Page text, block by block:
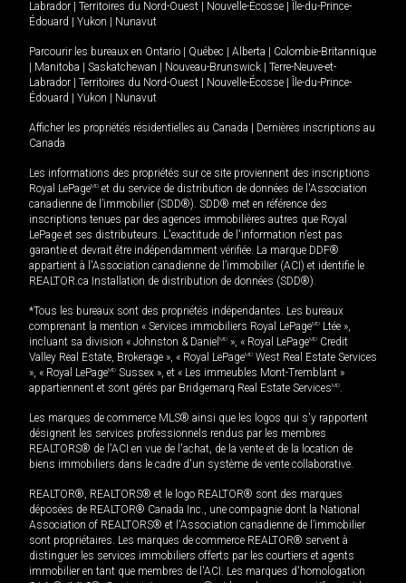
Labrador
Territoires du Nord-Ouest Nouvelle-Écosse
Île-du-Prince-
Édouard
Yukon Nunavut
Parcourir les bureaux en Ontario Québec Alberta
Colombie-Britannique
Manitoba Saskatchewan Nouveau-Brunswick
Terre-Neuve-et-
Labrador
Territoires du Nord-Ouest Nouvelle-Écosse
Île-du-Prince-
Édouard
Yukon Nunavut
Afficher les propriétés résidentielles au Canada
Dernières inscriptions au
Canada
Les informations des propriétés sur ce site proviennent des inscriptions
Royal LePageMD et du service de distribution de données de l'Association
canadienne de l’immobilier (SDD®). SDD® met en référence des
inscriptions tenues par des agences immobilières autres que Royal
LePage et ses distributeurs. L'exactitude de l'information n'est pas
garantie et devrait être indépendamment vérifiée. La marque DDF®
appartient à l'Association canadienne de l’immobilier (ACI) et identifie le
REALTOR.ca Installation de distribution de données (SDD®).
*Tous les bureaux sont des propriétés indépendantes. Les bureaux
comprenant la mention « Services immobiliers Royal LePageMD Ltée »,
incluant sa division « Johnston & Daniel MD », « Royal LePageMD Credit
Valley Real Estate, Brokerage », « Royal LePageMD West Real Estate Services
», « Royal LePageMD Sussex », et « Les immeubles Mont-Tremblant »
appartiennent et sont gérés par Bridgemarq Real Estate ServicesMD.
Les marques de commerce MLS® ainsi que les logos qui s'y rapportent
désignent les services professionnels rendus par les membres
REALTORS® de l'ACI en vue de l'achat, de la vente et de la location de
biens immobiliers dans le cadre d'un système de vente collaborative.
REALTOR®, REALTORS® et le logo REALTOR® sont des marques
déposées de REALTOR® Canada Inc., une compagnie dont la National
Association of REALTORS® et l'Association canadienne de l’immobilier
sont propriétaires. Les marques de commerce REALTOR® servent à
distinguer les services immobiliers offerts par les courtiers et agents
immobilier en tant que membres de l'ACI. Les marques d'homologation